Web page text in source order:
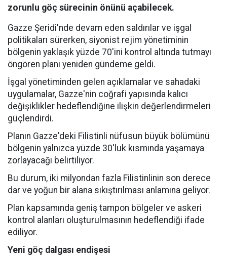
zorunlu göç sürecinin önünü açabilecek.
Gazze Şeridi'nde devam eden saldırılar ve işgal
politikaları sürerken, siyonist rejim yönetiminin
bölgenin yaklaşık yüzde 70'ini kontrol altında tutmayı
öngören planı yeniden gündeme geldi.
İşgal yönetiminden gelen açıklamalar ve sahadaki
uygulamalar, Gazze'nin coğrafi yapısında kalıcı
değişiklikler hedeflendiğine ilişkin değerlendirmeleri
güçlendirdi.
Planın Gazze'deki Filistinli nüfusun büyük bölümünü
bölgenin yalnızca yüzde 30'luk kısmında yaşamaya
zorlayacağı belirtiliyor.
Bu durum, iki milyondan fazla Filistinlinin son derece
dar ve yoğun bir alana sıkıştırılması anlamına geliyor.
Plan kapsamında geniş tampon bölgeler ve askeri
kontrol alanları oluşturulmasının hedeflendiği ifade
ediliyor.
Yeni göç dalgası endişesi